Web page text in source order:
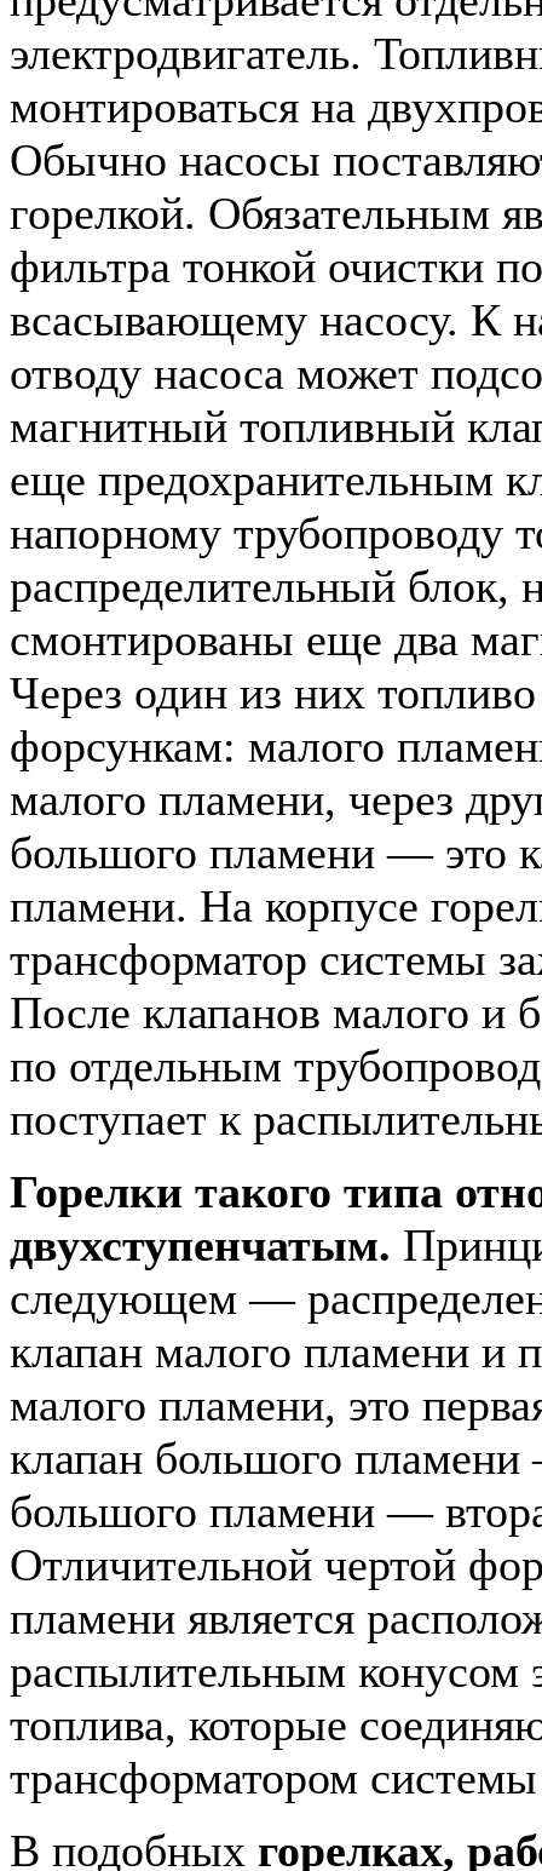
электродвигатель.
монтироваться на
Обычно насосы
горелкой. Обязательным
фильтра тонкой очистки
всасывающему насосу. К
отводу насоса может
магнитный топливный
еще предохранительным
напорному трубопроводу
распределительный блок,
смонтированы еще два
Через один из них
форсункам: малого
малого пламени, через
большого пламени — это
пламени. На корпусе
трансформатор системы
После клапанов малого и
по отдельным
поступает к
Горелки такого типа
двухступенчатым.
следующем —
клапан малого пламени и
малого пламени, это
клапан большого
большого пламени —
Отличительной чертой
пламени является
распылительным конусом
топлива, которые
трансформатором
В подобных горелках,